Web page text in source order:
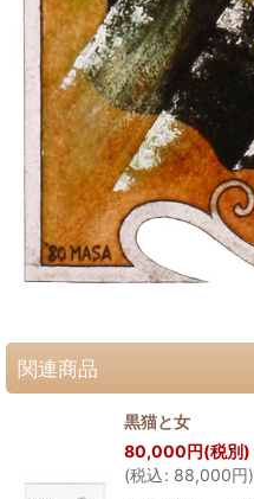
関連商品
黒猫と女
80,000円(税別)
(税込: 88,000円)